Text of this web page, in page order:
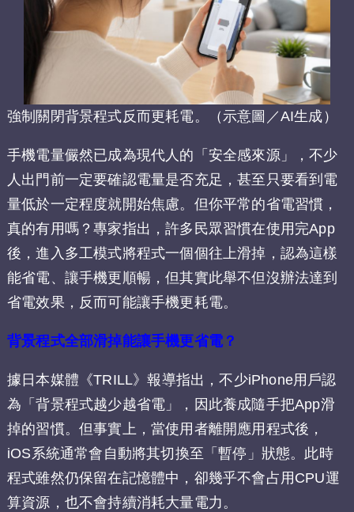
強制關閉背景程式反而更耗電。（示意圖／AI生成）
手機電量儼然已成為現代人的「安全感來源」，不少
人出門前一定要確認電量是否充足，甚至只要看到電
量低於一定程度就開始焦慮。但你平常的省電習慣，
真的有用嗎？專家指出，許多民眾習慣在使用完App
後，進入多工模式將程式一個個往上滑掉，認為這樣
能省電、讓手機更順暢，但其實此舉不但沒辦法達到
省電效果，反而可能讓手機更耗電。
背景程式全部滑掉能讓手機更省電？
據日本媒體《TRILL》報導指出，不少iPhone用戶認
為「背景程式越少越省電」，因此養成隨手把App滑
掉的習慣。但事實上，當使用者離開應用程式後，
iOS系統通常會自動將其切換至「暫停」狀態。此時
程式雖然仍保留在記憶體中，卻幾乎不會占用CPU運
算資源，也不會持續消耗大量電力。